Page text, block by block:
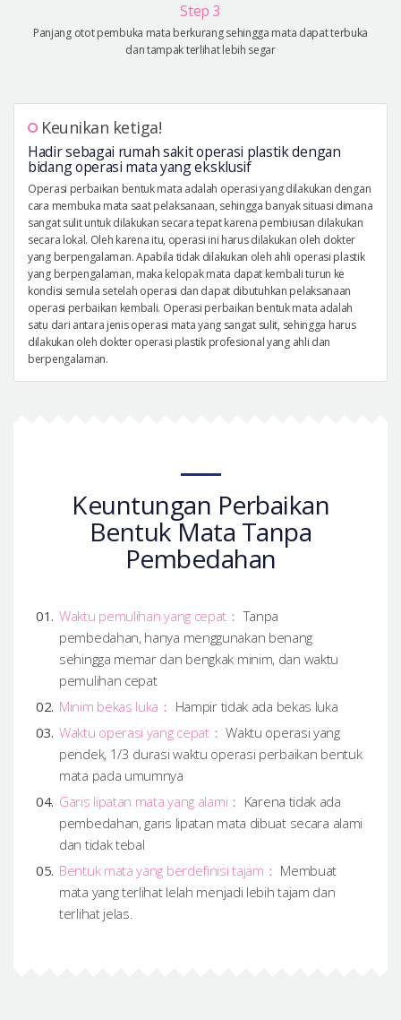
Step 3
Panjang otot pembuka mata berkurang sehingga mata dapat terbuka
dan tampak terlihat lebih segar
Keunikan ketiga!
Hadir sebagai rumah sakit operasi plastik dengan
bidang operasi mata yang eksklusif
Operasi perbaikan bentuk mata adalah operasi yang dilakukan dengan
cara membuka mata saat pelaksanaan, sehingga banyak situasi dimana
sangat sulit untuk dilakukan secara tepat karena pembiusan dilakukan
secara lokal. Oleh karena itu, operasi ini harus dilakukan oleh dokter
yang berpengalaman. Apabila tidak dilakukan oleh ahli operasi plastik
yang berpengalaman, maka kelopak mata dapat kembali turun ke
kondisi semula setelah operasi dan dapat dibutuhkan pelaksanaan
operasi perbaikan kembali. Operasi perbaikan bentuk mata adalah
satu dari antara jenis operasi mata yang sangat sulit, sehingga harus
dilakukan oleh dokter operasi plastik profesional yang ahli dan
berpengalaman.
Keuntungan Perbaikan
Bentuk Mata Tanpa
Pembedahan
Waktu pemulihan yang cepat： Tanpa
pembedahan, hanya menggunakan benang
sehingga memar dan bengkak minim, dan waktu
pemulihan cepat
Minim bekas luka： Hampir tidak ada bekas luka
Waktu operasi yang cepat： Waktu operasi yang
pendek, 1/3 durasi waktu operasi perbaikan bentuk
mata pada umumnya
Garis lipatan mata yang alami： Karena tidak ada
pembedahan, garis lipatan mata dibuat secara alami
dan tidak tebal
Bentuk mata yang berdefinisi tajam： Membuat
mata yang terlihat lelah menjadi lebih tajam dan
terlihat jelas.